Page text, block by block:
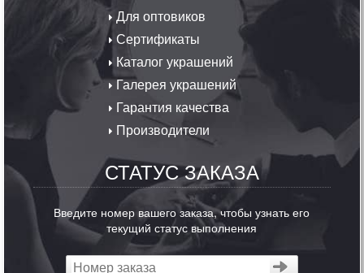
Для оптовиков
Сертификаты
Каталог украшений
Галерея украшений
Гарантия качества
Производители
СТАТУС ЗАКАЗА
Введите номер вашего заказа, чтобы узнать его
текущий статус выполнения